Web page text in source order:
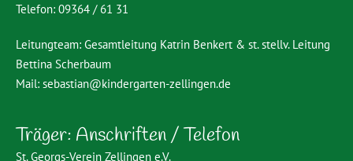
Telefon: 09364 / 61 31
Leitungteam: Gesamtleitung Katrin Benkert & st. stellv. Leitung
Bettina Scherbaum
Mail: sebastian@kindergarten-zellingen.de
Träger: Anschriften / Telefon
St. Georgs-Verein Zellingen e.V.